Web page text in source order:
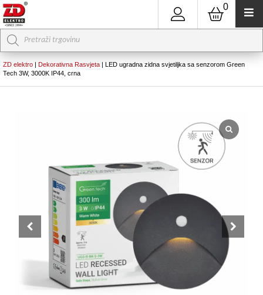
0
Products
search
ZD elektro | Dekorativna Rasvjeta | LED ugradna zidna svjetiljka sa senzorom Green
Tech 3W, 3000K IP44, crna